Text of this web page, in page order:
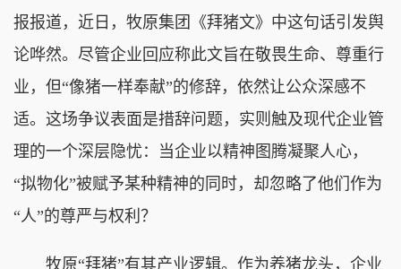
报报道，近日，牧原集团《拜猪文》中这句话引发舆
论哗然。尽管企业回应称此文旨在敬畏生命、尊重行
业，但“像猪一样奉献”的修辞，依然让公众深感不
适。这场争议表面是措辞问题，实则触及现代企业管
理的一个深层隐忧：当企业以精神图腾凝聚人心，
“拟物化”被赋予某种精神的同时，却忽略了他们作为
“人”的尊严与权利？
牧原“拜猪”有其产业逻辑。作为养猪龙头，企业